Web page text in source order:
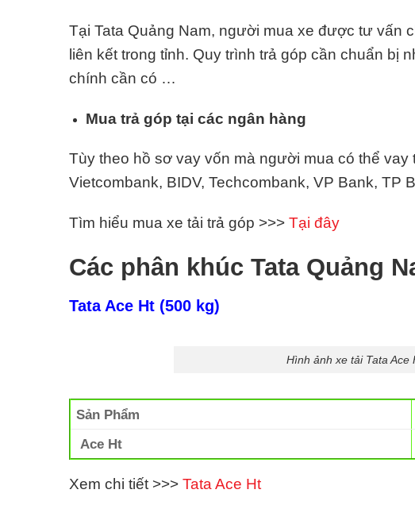
Tại Tata Quảng Nam, người mua xe được tư vấn
liên kết trong tỉnh. Quy trình trả góp cần chuẩn bị
chính cần có …
Mua trả góp tại các ngân hàng
Tùy theo hồ sơ vay vốn mà người mua có thể
Vietcombank, BIDV, Techcombank, VP Bank, TP
Tìm hiểu mua xe tải trả góp >>> Tại đây
Các phân khúc Tata Quảng
Tata Ace Ht (500 kg)
Hình ảnh xe tải Tata
Sản Phẩm
Ace Ht
Xem chi tiết >>> Tata Ace Ht